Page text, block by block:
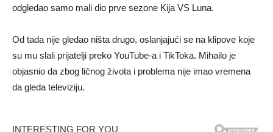
odgledao samo mali dio prve sezone Kija VS Luna.
Od tada nije gledao ništa drugo, oslanjajući se na klipove koje
su mu slali prijatelji preko YouTube-a i TikToka. Mihailo je
objasnio da zbog ličnog života i problema nije imao vremena
da gleda televiziju.